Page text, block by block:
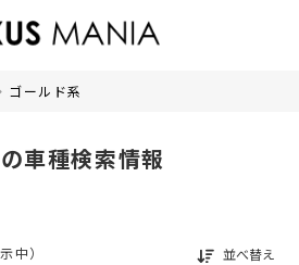
ゴールド系
車種検索情報
中） 並べ替え